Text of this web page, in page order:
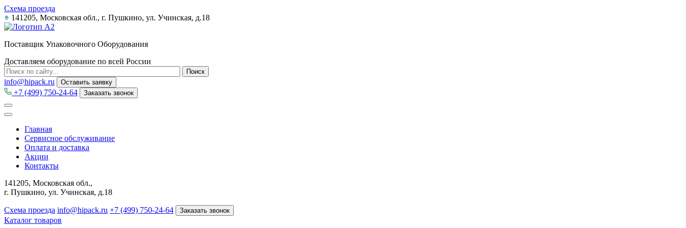
Схема проезда
141205, Московская обл., г. Пушкино, ул. Учинская, д.18
Поставщик Упаковочного Оборудования
Доставляем оборудование по всей России
info@hipack.ru Оставить заявку
+7 (499) 750-24-64 Заказать звонок
Главная
Сервисное обслуживание
Оплата и доставка
Акции
Контакты
141205, Московская обл.,
г. Пушкино, ул. Учинская, д.18
Схема проезда info@hipack.ru +7 (499) 750-24-64 Заказать звонок
Каталог товаров